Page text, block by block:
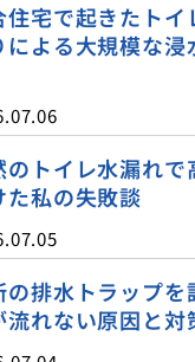
住宅で起きたトイ
による大規模な
のトイレ水漏れで
た私の失敗談
の排水トラップを
流れない原因と対